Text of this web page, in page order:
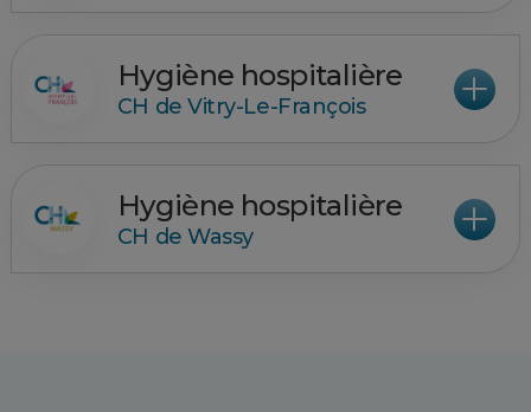
Hygiène hospitalière
CH de Vitry-Le-François
Hygiène hospitalière
CH de Wassy